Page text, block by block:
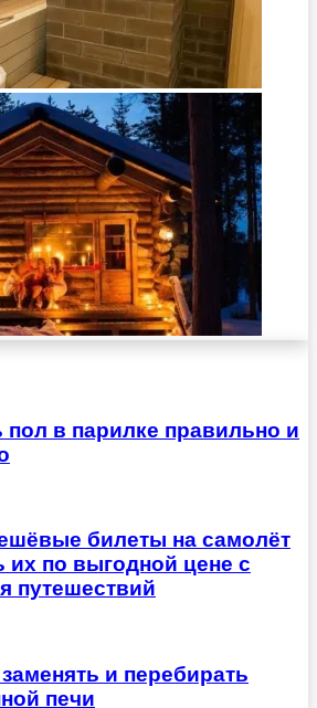
пол в парилке правильно и
билеты на самолёт
их по выгодной цене с
путешествий
и перебирать
печи